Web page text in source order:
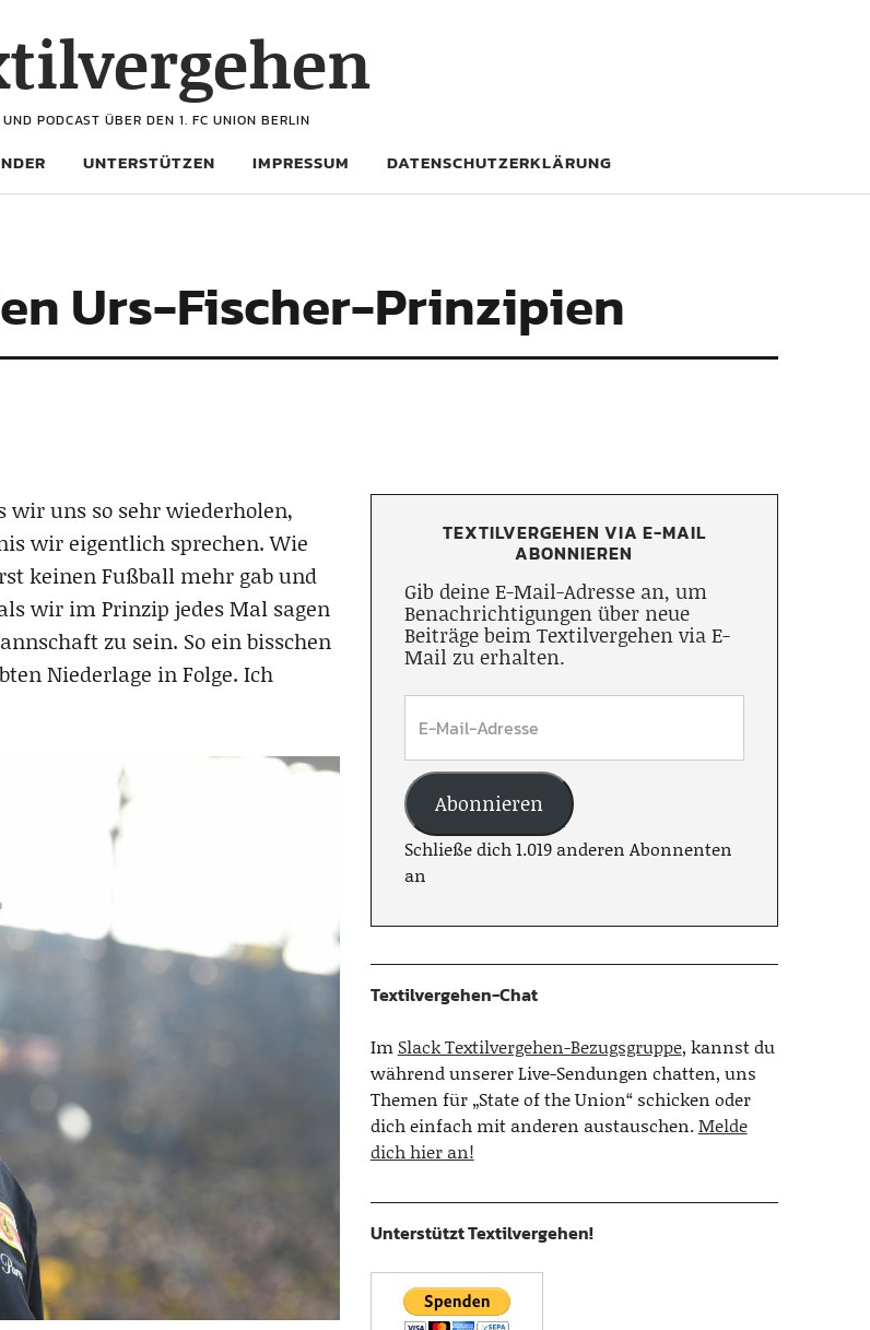
PODCAST ÜBER DEN 1. FC UNION BERLIN
UNTERSTÜTZEN IMPRESSUM DATENSCHUTZERKLÄRUNG
Urs-Fischer-Prinzipien
wir uns so sehr wiederholen,
wir eigentlich sprechen. Wie
keinen Fußball mehr gab und
wir im Prinzip jedes Mal sagen
zu sein. So ein bisschen
Niederlage in Folge. Ich
TEXTILVERGEHEN VIA E-MAIL
ABONNIEREN
Gib deine E-Mail-Adresse an, um
Benachrichtigungen über neue
Beiträge beim Textilvergehen via E-
Mail zu erhalten.
Abonnieren
Schließe dich 1.019 anderen Abonnenten
an
Textilvergehen-Chat
Im Slack Textilvergehen-Bezugsgruppe, kannst du
während unserer Live-Sendungen chatten, uns
Themen für „State of the Union“ schicken oder
dich einfach mit anderen austauschen.Melde
dich hier an!
Unterstützt Textilvergehen!